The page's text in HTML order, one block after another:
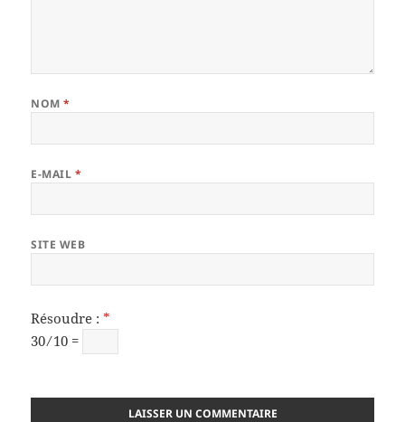
NOM*
E-MAIL *
SITE WEB
Résoudre :*
30 ⁄ 10 =